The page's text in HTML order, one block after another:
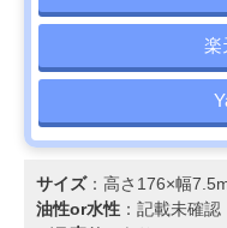
楽
サイズ：高さ176×幅
油性or水性 ：記載未確認